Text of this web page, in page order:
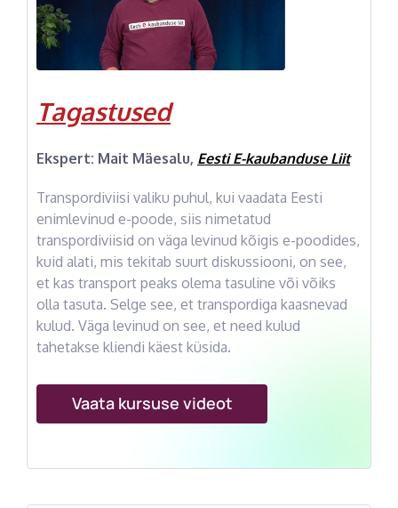
Tagastused
Ekspert: Mait Mäesalu, Eesti E-kaubanduse Liit
Transpordiviisi valiku puhul, kui vaadata Eesti
enimlevinud e-poode, siis nimetatud
transpordiviisid on väga levinud kõigis e-poodides,
kuid alati, mis tekitab suurt diskussiooni, on see,
et kas transport peaks olema tasuline või võiks
olla tasuta. Selge see, et transpordiga kaasnevad
kulud. Väga levinud on see, et need kulud
tahetakse kliendi käest küsida.
Vaata kursuse videot